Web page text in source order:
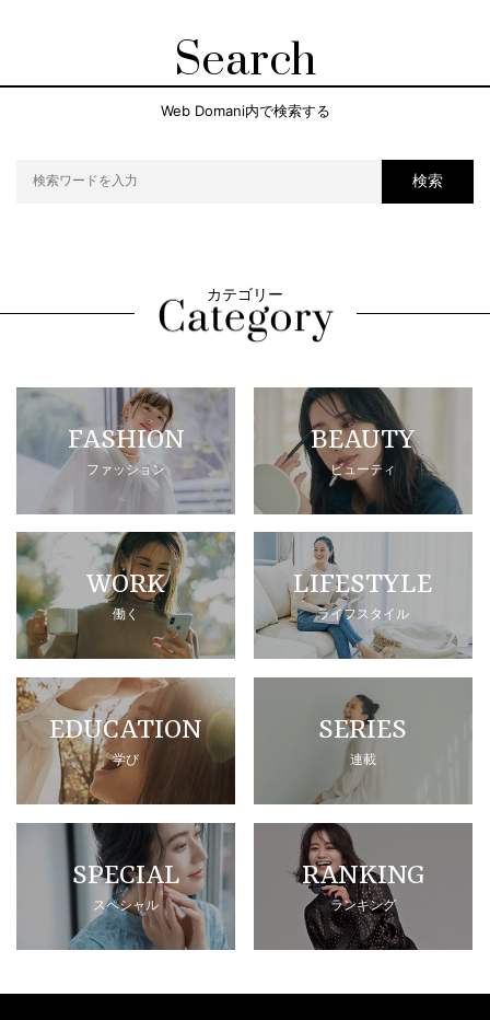
Search
Web Domani内で検索する
検索
カテゴリー
FASHION
ファッション
BEAUTY
ビューティ
WORK
働く
LIFESTYLE
ライフスタイル
EDUCATION
学び
SERIES
連載
SPECIAL
スペシャル
RANKING
ランキング